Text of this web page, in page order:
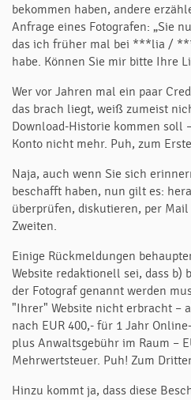
bekommen haben, andere
Anfrage eines Fotografen: „Sie
das ich früher mal bei ***lia /
habe. Können Sie mir bitte Ihre
Wer vor Jahren mal ein paar
das brach liegt, weiß zumeist
Download-Historie kommen soll
Konto nicht mehr. Puh, zum
Naja, auch wenn Sie sich
beschafft haben, nun gilt es:
überprüfen, diskutieren, per Mail
Zweiten.
Einige Rückmeldungen
Website redaktionell sei, dass
der Fotograf genannt werden
"Ihrer" Website nicht erbracht –
nach EUR 400,- für 1 Jahr
plus Anwaltsgebühr im Raum –
Mehrwertsteuer. Puh! Zum
Hinzu kommt ja, dass diese